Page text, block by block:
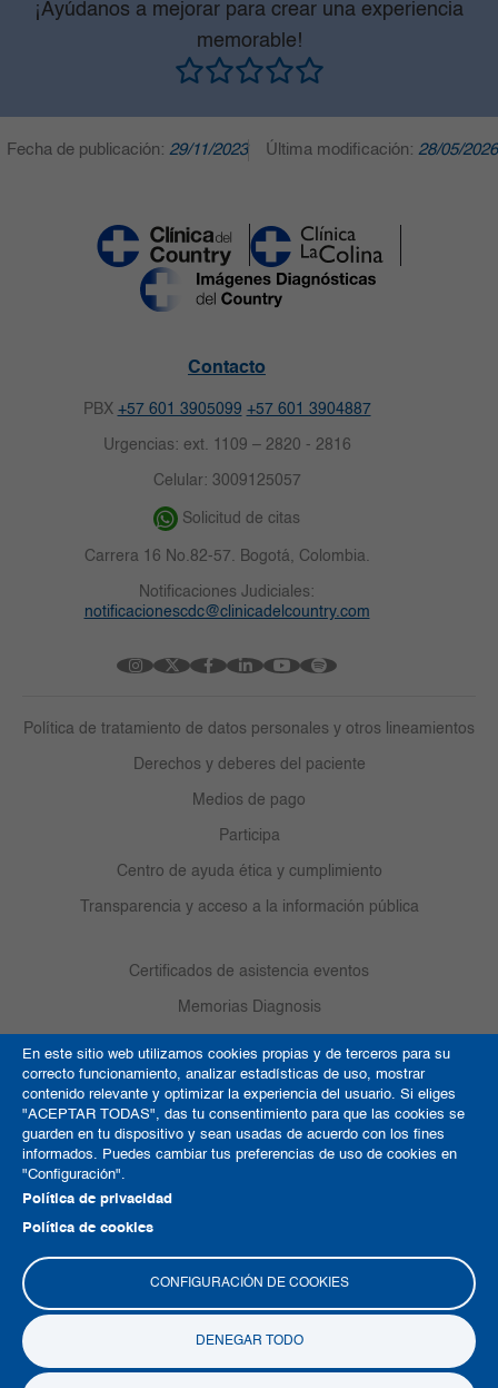
¡Ayúdanos a mejorar para crear una experiencia
memorable!
Fecha de publicación: 29/11/2023 Última modificación: 28/05/2026
En este sitio web utilizamos cookies propias y de terceros para su
correcto funcionamiento, analizar estadísticas de uso, mostrar
contenido relevante y optimizar la experiencia del usuario. Si eliges
"ACEPTAR TODAS", das tu consentimiento para que las cookies se
guarden en tu dispositivo y sean usadas de acuerdo con los fines
informados. Puedes cambiar tus preferencias de uso de cookies en
"Configuración".
Política de privacidad
Política de cookies
CONFIGURACIÓN DE COOKIES
DENEGAR TODO
Contacto
PBX +57 601 3905099 +57 601 3904887
Urgencias: ext. 1109 – 2820 - 2816
Celular: 3009125057
Solicitud de citas
Carrera 16 No.82-57. Bogotá, Colombia.
Notificaciones Judiciales:
notificacionescdc@clinicadelcountry.com
Política de tratamiento de datos personales y otros lineamientos
Derechos y deberes del paciente
Medios de pago
Participa
Centro de ayuda ética y cumplimiento
Transparencia y acceso a la información pública
Certificados de asistencia eventos
Memorias Diagnosis
Contacto
Referenciación
Responsabilidad social
Country TV
Política de Cookies